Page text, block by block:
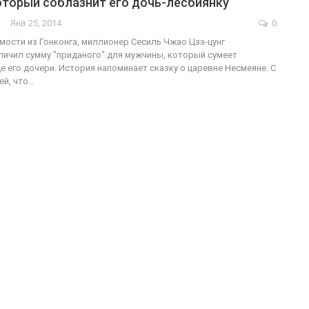
Янв 25, 2014
0
из Гонконга, миллионер Сесиль Чжао Цзэ-цунг
сумму "приданого" для мужчины, который сумеет
его дочери. История напоминает сказку о царевне Несмеяне. С
что…
ФОТО